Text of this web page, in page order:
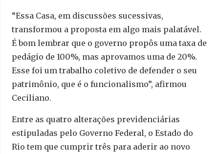
“Essa Casa, em discussões sucessivas,
transformou a proposta em algo mais palatável.
É bom lembrar que o governo propôs uma taxa de
pedágio de 100%, mas aprovamos uma de 20%.
Esse foi um trabalho coletivo de defender o seu
patrimônio, que é o funcionalismo”, afirmou
Ceciliano.
Entre as quatro alterações previdenciárias
estipuladas pelo Governo Federal, o Estado do
Rio tem que cumprir três para aderir ao novo